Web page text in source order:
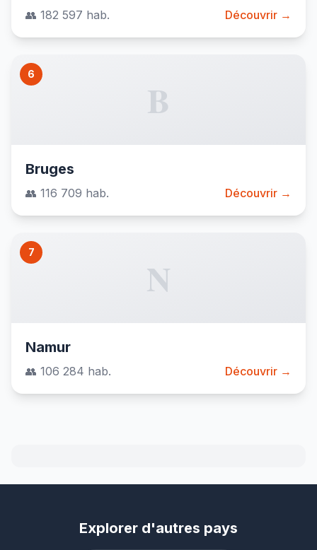
👥 182 597 hab. Découvrir →
6
B
Bruges
👥 116 709 hab. Découvrir →
7
N
Namur
👥 106 284 hab. Découvrir →
Explorer d'autres pays